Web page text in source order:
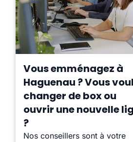
Vous emménagez à
Haguenau ? Vous
changer de box ou
ouvrir une nouvelle
?
Nos conseillers sont à votre